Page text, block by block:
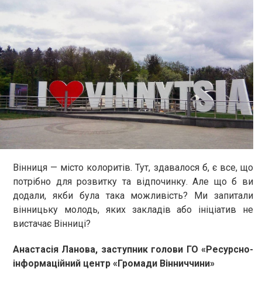
Вінниця — місто колоритів. Тут, здавалося б, є все, що
потрібно для розвитку та відпочинку. Але що б ви
додали, якби була така можливість? Ми запитали
вінницьку молодь, яких закладів або ініціатив не
вистачає Вінниці?
Анастасія Ланова, заступник голови ГО «Ресурсно-
інформаційний центр «Громади Вінниччини»